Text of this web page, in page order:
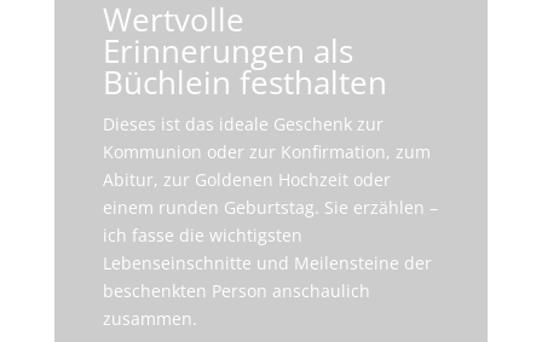
Wertvolle
Erinnerungen als
Büchlein festhalten
Dieses ist das ideale Geschenk zur
Kommunion oder zur Konfirmation, zum
Abitur, zur Goldenen Hochzeit oder
einem runden Geburtstag. Sie erzählen –
ich fasse die wichtigsten
Lebenseinschnitte und Meilensteine der
beschenkten Person anschaulich
zusammen.